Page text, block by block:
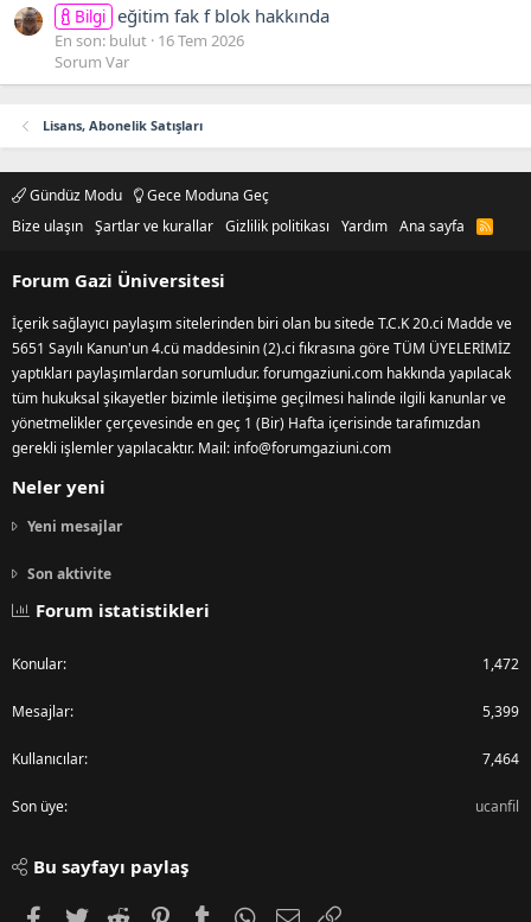
Bilgi eğitim fak f blok hakkında
En son: bulut 16 Tem 2026
Sorum Var
Lisans, Abonelik Satışları
Gündüz Modu
Gece Moduna Geç
Bize ulaşın Şartlar ve kurallar Gizlilik politikası Yardım Ana sayfa
R
Forum Gazi Üniversitesi
İçerik sağlayıcı paylaşım sitelerinden biri olan bu sitede T.C.K 20.ci Madde ve
5651 Sayılı Kanun'un 4.cü maddesinin (2).ci fıkrasına göre TÜM ÜYELERİMİZ
yaptıkları paylaşımlardan sorumludur. forumgaziuni.com hakkında yapılacak
tüm hukuksal şikayetler bizimle iletişime geçilmesi halinde ilgili kanunlar ve
yönetmelikler çerçevesinde en geç 1 (Bir) Hafta içerisinde tarafımızdan
gerekli işlemler yapılacaktır. Mail: info@forumgaziuni.com
Neler yeni
Yeni mesajlar
Son aktivite
Forum istatistikleri
Konular 1,472
Mesajlar 5,399
Kullanıcılar 7,464
Son üye ucanfil
Bu sayfayı paylaş
Facebook
Twitter Reddit PinterestTumblr WhatsApp
E-posta